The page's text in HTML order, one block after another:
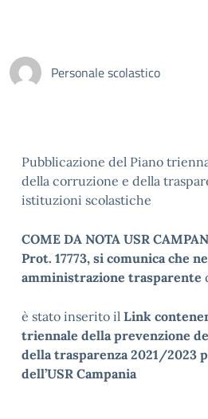
Personale scolastico
Pubblicazione del Piano
della corruzione e della
istituzioni scolastiche
COME DA NOTA USR
Prot. 17773, si comunica che
amministrazione trasparente
è stato inserito il Link
triennale della prevenzione
della trasparenza 2021/2023
dell’USR Campania